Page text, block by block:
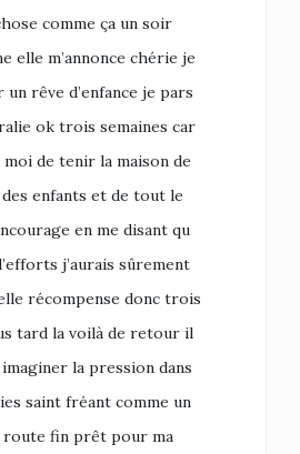
comme ça un soir
elle m’annonce chérie je
rêve d’enfance je pars
ok trois semaines car
moi de tenir la maison de
des enfants et de tout le
en me disant qu
j’aurais sûrement
récompense donc trois
tard la voilà de retour il
la pression dans
saint fréant comme un
route fin prêt pour ma